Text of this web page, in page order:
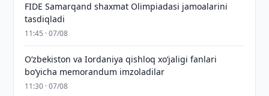
FIDE Samarqand shaxmat Olimpiadasi jamoalarini
tasdiqladi
11:45 · 07/08
Oʻzbekiston va Iordaniya qishloq xoʻjaligi fanlari
boʻyicha memorandum imzoladilar
11:30 · 07/08